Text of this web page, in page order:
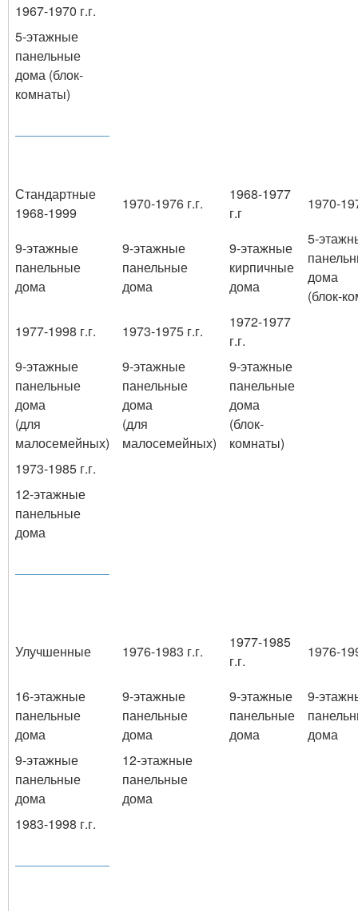
1967-1970 г.г.
5-этажные
панельные
дома (блок-
комнаты)
Стандартные
1968-1999
1970-1976 г.г.
1968-1977
г.г
1970-
9-этажные
панельные
дома
9-этажные
панельные
дома
9-этажные
кирпичные
дома
5-
дома
(блок-
1977-1998 г.г.
1973-1975 г.г.
1972-1977
г.г.
9-этажные
панельные
дома
(для
малосемейных)
9-этажные
панельные
дома
(для
малосемейных)
9-этажные
панельные
дома
(блок-
комнаты)
1973-1985 г.г.
12-этажные
панельные
дома
Улучшенные 1976-1983 г.г.
1977-1985
г.г.
1976-
16-этажные
панельные
дома
9-этажные
панельные
дома
9-этажные
панельные
дома
9-
дома
9-этажные
панельные
дома
12-этажные
панельные
дома
1983-1998 г.г.